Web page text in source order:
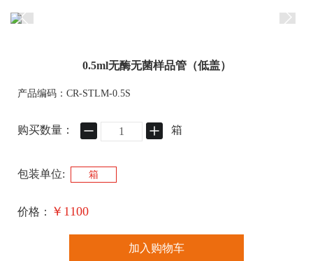
0.5ml无酶无菌样品管（低盖）
产品编码：CR-STLM-0.5S
购买数量： 箱
包装单位: 箱
价格： ￥1100
加入购物车